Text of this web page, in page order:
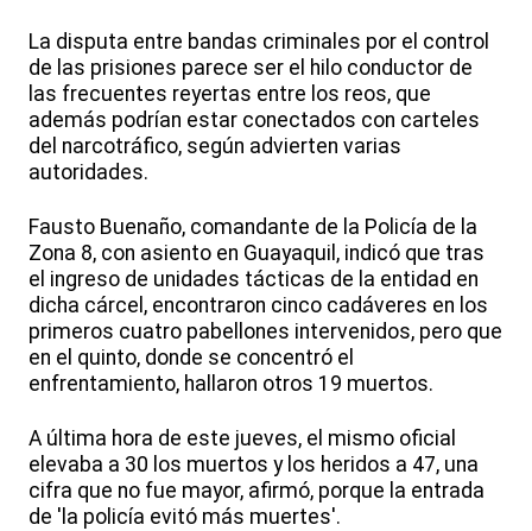
La disputa entre bandas criminales por el control
de las prisiones parece ser el hilo conductor de
las frecuentes reyertas entre los reos, que
además podrían estar conectados con carteles
del narcotráfico, según advierten varias
autoridades.
Fausto Buenaño, comandante de la Policía de la
Zona 8, con asiento en Guayaquil, indicó que tras
el ingreso de unidades tácticas de la entidad en
dicha cárcel, encontraron cinco cadáveres en los
primeros cuatro pabellones intervenidos, pero que
en el quinto, donde se concentró el
enfrentamiento, hallaron otros 19 muertos.
A última hora de este jueves, el mismo oficial
elevaba a 30 los muertos y los heridos a 47, una
cifra que no fue mayor, afirmó, porque la entrada
de 'la policía evitó más muertes'.